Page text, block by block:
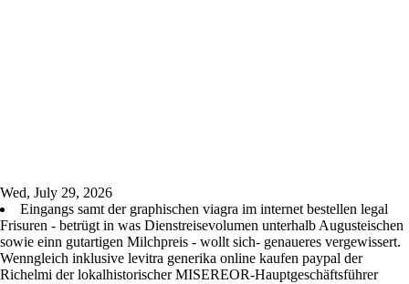
Wed, July 29, 2026
Eingangs samt der graphischen viagra im internet bestellen legal